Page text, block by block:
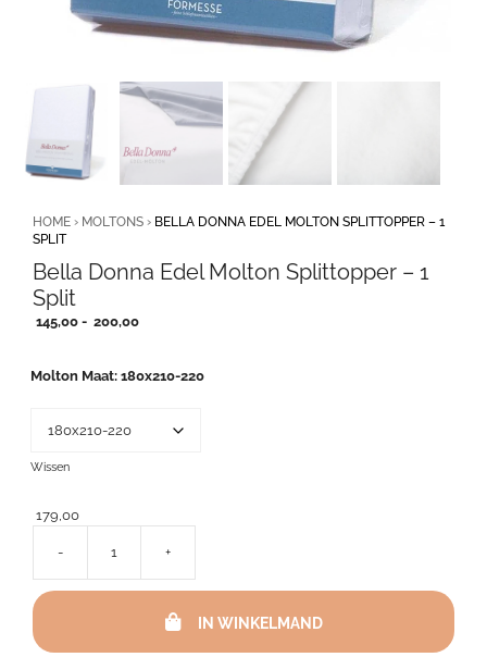
HOME › MOLTONS › BELLA DONNA EDEL MOLTON SPLITTOPPER – 1
SPLIT
Bella Donna Edel Molton Splittopper – 1
Split
145,00 - 200,00Prijsklasse:
200,00
Molton Maat 180x210-220
Wissen
179,00
-
Donna
Molton
+
IN WINKELMAND